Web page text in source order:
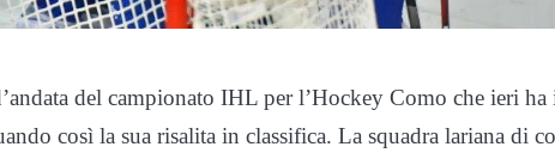
del campionato IHL per l’Hockey Como che ieri ha
così la sua risalita in classifica. La squadra lariana di